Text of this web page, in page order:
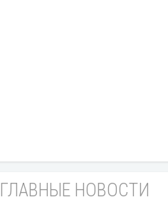
ГЛАВНЫЕ НОВОСТИ